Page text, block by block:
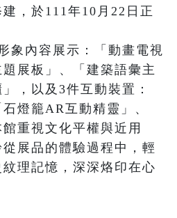
，於111年10月22日正
象內容展示：「動畫電視
展板」、「建築語彙主
，以及3件互動裝置：
燈籠AR互動精靈」、
館重視文化平權與近用
展品的體驗過程中，輕
理記憶，深深烙印在心